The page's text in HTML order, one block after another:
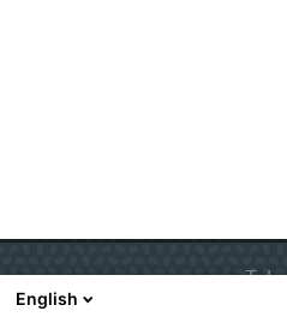
English